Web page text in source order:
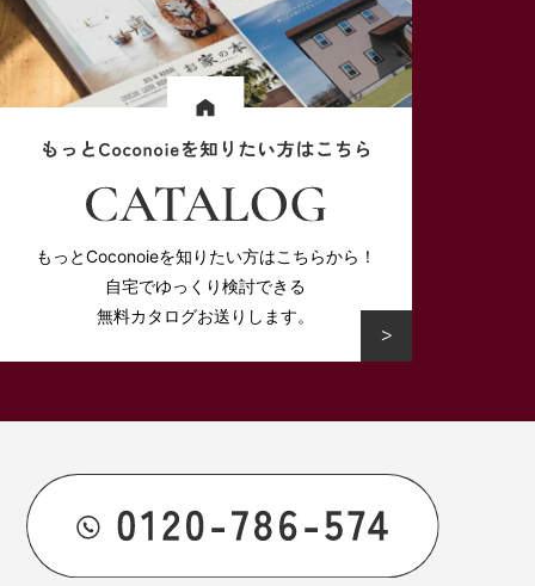
もっとCoconoieを知りたい方はこちらから！
自宅でゆっくり検討できる
無料カタログお送りします。